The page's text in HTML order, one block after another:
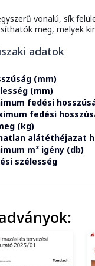
vonalú, sík
meg, melyek
adatok
(mm)
(mm)
fedési
fedési
(kg)
alátéthéjazat
m² igény (db)
szélesség